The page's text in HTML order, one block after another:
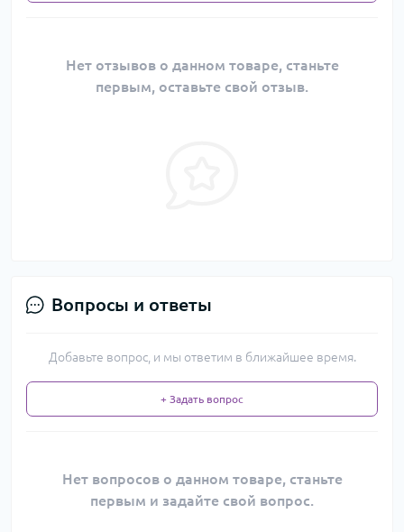
Нет отзывов о данном товаре, станьте
первым, оставьте свой отзыв.
Вопросы и ответы
Добавьте вопрос, и мы ответим в ближайшее время.
+ Задать вопрос
Нет вопросов о данном товаре, станьте
первым и задайте свой вопрос.